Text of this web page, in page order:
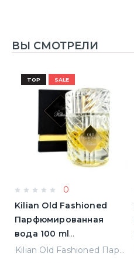
ВЫ СМОТРЕЛИ
TOP SALE
0
Kilian Old Fashioned
Парфюмированная
вода 100 ml
(3700550240723)
Kilian Old Fashioned Парфюмированная вода 100 ml (3700550240723)